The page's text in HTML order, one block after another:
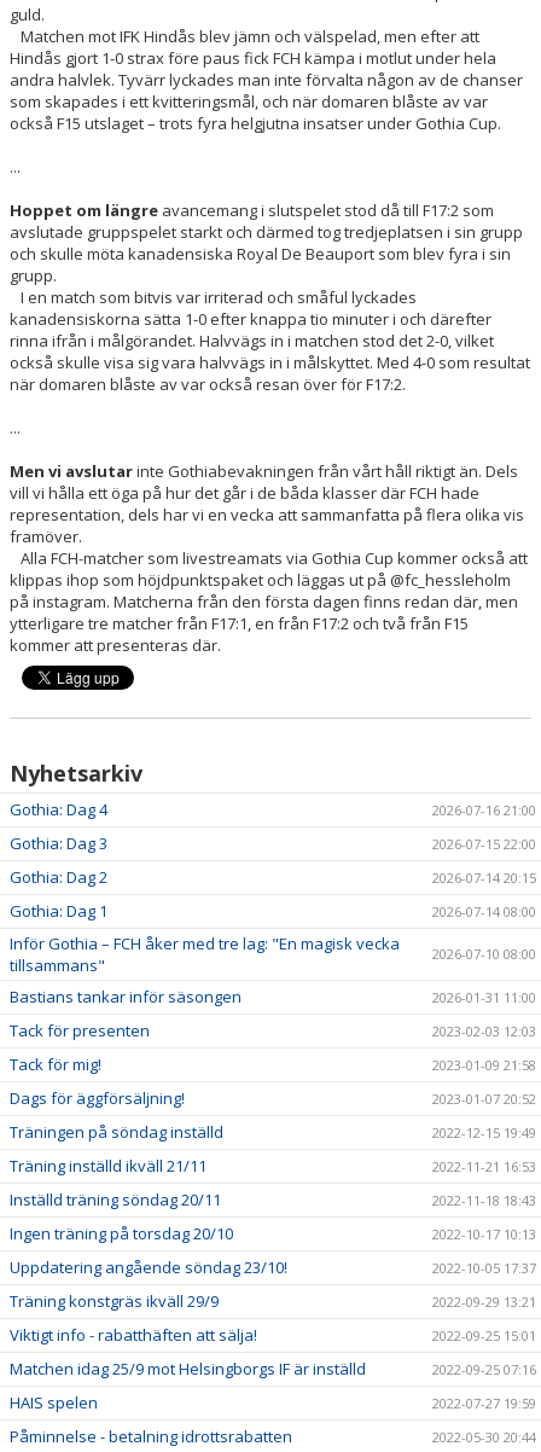
guld.
Matchen mot IFK Hindås blev jämn och välspelad, men efter att
Hindås gjort 1-0 strax före paus fick FCH kämpa i motlut under hela
andra halvlek. Tyvärr lyckades man inte förvalta någon av de chanser
som skapades i ett kvitteringsmål, och när domaren blåste av var
också F15 utslaget – trots fyra helgjutna insatser under Gothia Cup.
...
Hoppet om längre avancemang i slutspelet stod då till F17:2 som
avslutade gruppspelet starkt och därmed tog tredjeplatsen i sin grupp
och skulle möta kanadensiska Royal De Beauport som blev fyra i sin
grupp.
I en match som bitvis var irriterad och småful lyckades
kanadensiskorna sätta 1-0 efter knappa tio minuter i och därefter
rinna ifrån i målgörandet. Halvvägs in i matchen stod det 2-0, vilket
också skulle visa sig vara halvvägs in i målskyttet. Med 4-0 som resultat
när domaren blåste av var också resan över för F17:2.
...
Men vi avslutarinte Gothiabevakningen från vårt håll riktigt än. Dels
vill vi hålla ett öga på hur det går i de båda klasser där FCH hade
representation, dels har vi en vecka att sammanfatta på flera olika vis
framöver.
Alla FCH-matcher som livestreamats via Gothia Cup kommer också att
klippas ihop som höjdpunktspaket och läggas ut på @fc_hessleholm
på instagram. Matcherna från den första dagen finns redan där, men
ytterligare tre matcher från F17:1, en från F17:2 och två från F15
kommer att presenteras där.
Nyhetsarkiv
Gothia: Dag 4 2026-07-16 21:00
Gothia: Dag 3 2026-07-15 22:00
Gothia: Dag 2 2026-07-14 20:15
Gothia: Dag 1 2026-07-14 08:00
Inför Gothia – FCH åker med tre lag: "En magisk vecka
tillsammans"
2026-07-10 08:00
Bastians tankar inför säsongen 2026-01-31 11:00
Tack för presenten 2023-02-03 12:03
Tack för mig! 2023-01-09 21:58
Dags för äggförsäljning! 2023-01-07 20:52
Träningen på söndag inställd 2022-12-15 19:49
Träning inställd ikväll 21/11 2022-11-21 16:53
Inställd träning söndag 20/11 2022-11-18 18:43
Ingen träning på torsdag 20/10 2022-10-17 10:13
Uppdatering angående söndag 23/10! 2022-10-05 17:37
Träning konstgräs ikväll 29/9 2022-09-29 13:21
Viktigt info - rabatthäften att sälja! 2022-09-25 15:01
Matchen idag 25/9 mot Helsingborgs IF är inställd 2022-09-25 07:16
HAIS spelen 2022-07-27 19:59
Påminnelse - betalning idrottsrabatten 2022-05-30 20:44